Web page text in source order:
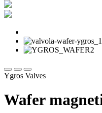
Ygros Valves
Wafer